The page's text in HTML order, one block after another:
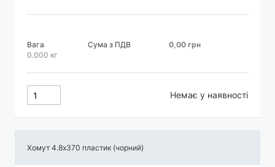
Вага
0.000 кг
Сума з ПДВ 0,00 грн
Немає у наявності
Хомут 4.8х370 пластик (чорний)